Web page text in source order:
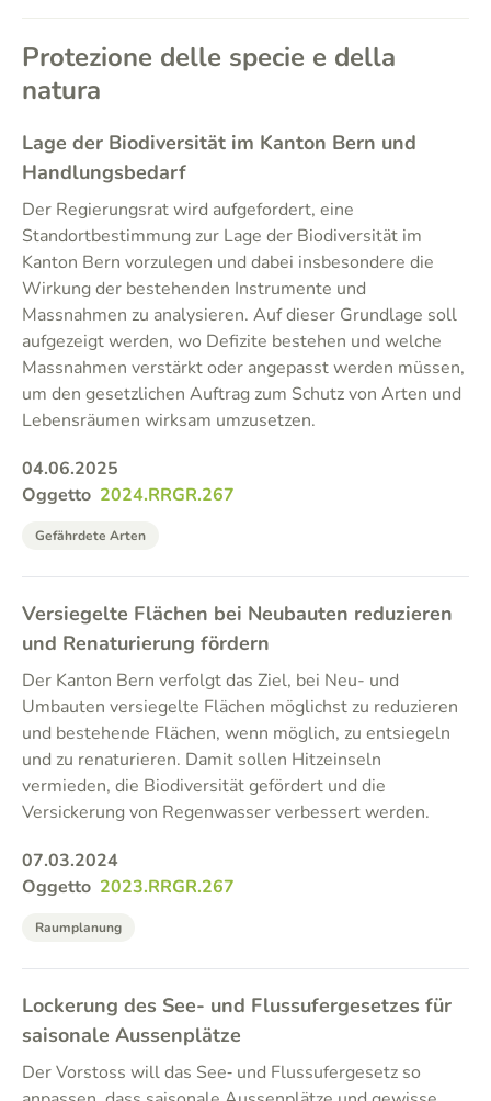
Protezione delle specie e della
natura
Lage der Biodiversität im Kanton Bern und
Handlungsbedarf
Der Regierungsrat wird aufgefordert, eine
Standortbestimmung zur Lage der Biodiversität im
Kanton Bern vorzulegen und dabei insbesondere die
Wirkung der bestehenden Instrumente und
Massnahmen zu analysieren. Auf dieser Grundlage soll
aufgezeigt werden, wo Defizite bestehen und welche
Massnahmen verstärkt oder angepasst werden müssen,
um den gesetzlichen Auftrag zum Schutz von Arten und
Lebensräumen wirksam umzusetzen.
04.06.2025
Oggetto 2024.RRGR.267
Gefährdete Arten
Versiegelte Flächen bei Neubauten reduzieren
und Renaturierung fördern
Der Kanton Bern verfolgt das Ziel, bei Neu- und
Umbauten versiegelte Flächen möglichst zu reduzieren
und bestehende Flächen, wenn möglich, zu entsiegeln
und zu renaturieren. Damit sollen Hitzeinseln
vermieden, die Biodiversität gefördert und die
Versickerung von Regenwasser verbessert werden.
07.03.2024
Oggetto 2023.RRGR.267
Raumplanung
Lockerung des See- und Flussufergesetzes für
saisonale Aussenplätze
Der Vorstoss will das See‑ und Flussufergesetz so